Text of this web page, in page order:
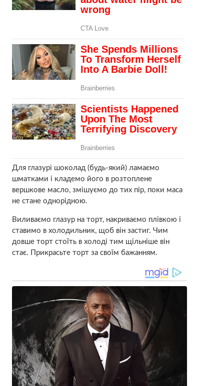
Для глазурі шоколад (будь-який) ламаємо
шматками і кладемо його в розтоплене
вершкове масло, змішуємо до тих пір, поки маса
не стане однорідною.
Виливаємо глазур на торт, накриваємо плівкою і
ставимо в холодильник, щоб він застиг. Чим
довше торт стоїть в холоді тим щільніше він
стає. Прикрасьте торт за своїм бажанням.